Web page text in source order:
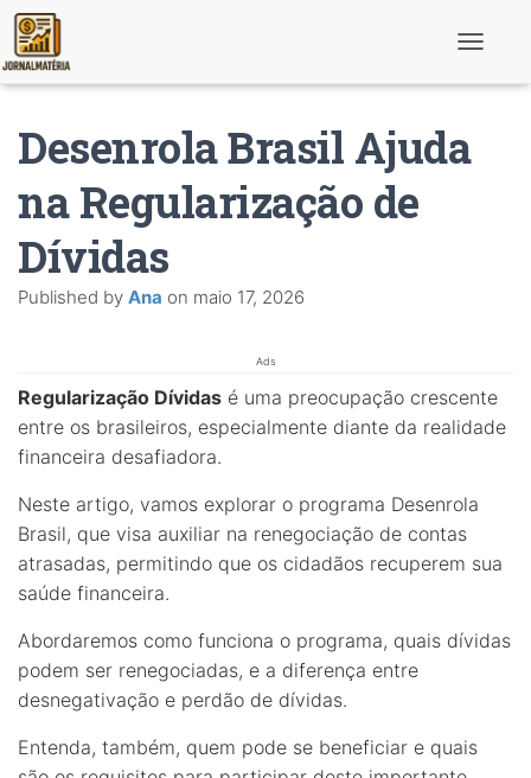
e
Desenrola Brasil Ajuda
na Regularização de
Dívidas
Published by Ana on maio 17, 2026
Ads
Regularização Dívidas é uma preocupação crescente
entre os brasileiros, especialmente diante da realidade
financeira desafiadora.
Neste artigo, vamos explorar o programa Desenrola
Brasil, que visa auxiliar na renegociação de contas
atrasadas, permitindo que os cidadãos recuperem sua
saúde financeira.
Abordaremos como funciona o programa, quais dívidas
podem ser renegociadas, e a diferença entre
desnegativação e perdão de dívidas.
Entenda, também, quem pode se beneficiar e quais